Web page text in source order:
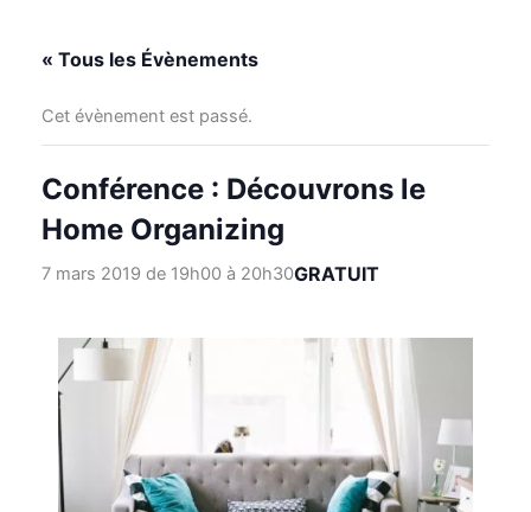
« Tous les Évènements
Cet évènement est passé.
Conférence : Découvrons le
Home Organizing
7 mars 2019 de 19h00à 20h30GRATUIT